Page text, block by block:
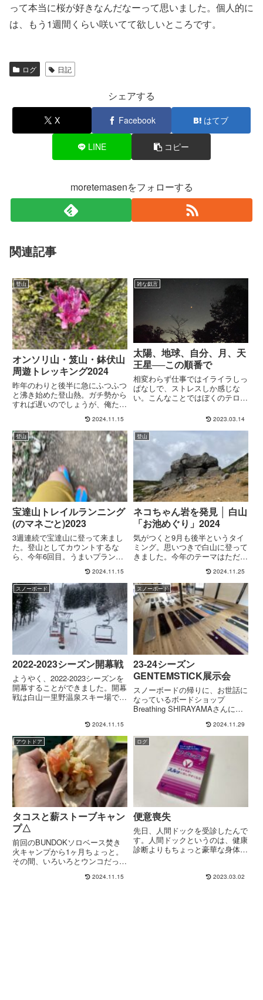
って本当に桜が好きなんだなーって思いました。個人的に
は、もう1週間くらい咲いてて欲しいところです。
ログ 日記
シェアする
X Facebook はてブ
LINE コピー
moretemasenをフォローする
関連記事
登山
オンソリ山・笈山・鉢伏山
周遊トレッキング2024
昨年のわりと後半に急にふつふつ
と沸き始めた登山熱。ガチ勢から
すれば遅いのでしょうが、俺たち
月末。2024年の開幕戦は一昨年
の秋に登ったオンソリ山でキメる
ことにしました。メンバーはディ
ーケーさん、ヨコ...
2024.11.15
雑な戯言
太陽、地球、自分、月、天
王星──この順番で
相変わらず仕事ではイライラしっ
ぱなしで、ストレスしか感じな
い。こんなことではぼくのテロメ
テロメアとは染色体の末端部にあ
る構造で、短くなると細胞分裂の
回数が減り、細胞が老化するんで
すけど、伸ばすこともできるそう
2023.03.14
登山
宝達山トレイルランニング
(のマネごと)2023
3週連続で宝達山に登って来まし
た。登山としてカウントするな
ら、今年6回目。うまいプランが
を含めた3連休に盲目的に突入。
天気とか、気温とか、モチベーシ
ョンとかの条件が揃わず、3連休
の初日は白目を剥いて幽体離脱。
二...
2024.11.15
登山
ネコちゃん岩を発見 │ 白山
「お池めぐり」2024
気がつくと9月も後半というタイ
ミング。思いつきで白山に登って
きました。今年のテーマはただひ
なかったお池めぐりに行きたい!!
いつもお池めぐりに失敗する理由
は「時間切れ」であり、それは常
に自分の鈍足が原因。行動時間...
2024.11.25
スノーボード
2022-2023シーズン開幕戦
ようやく、2022-2023シーズンを
開幕することができました。開幕
戦は白山一里野温泉スキー場でし
たので、今年は大雪と思っている
人も周りには結構いる気がしま
す。スノ...
2024.11.15
スノーボード
23-24シーズン
GENTEMSTICK展示会
スノーボードの帰りに、お世話に
なっているボードショップ
Breathing SHIRAYAMAさんに寄
見てきました。今年はオーダーの
締め切りが2/20と、もう過ぎてい
ます…。 この投稿をInstagramで
2024.11.29
アウトドア
タコスと薪ストーブキャン
プ△
前回のBUNDOKソロベース焚き
火キャンプから1ヶ月ちょっと。
その間、いろいろとウンコだった
進み、涼しくなってきた。今シー
2024.11.15
ログ
便意喪失
先日、人間ドックを受診したんで
す。人間ドックというのは、健康
診断よりもちょっと豪華な身体検
のですが、その中でもメインイベ
2023.03.02